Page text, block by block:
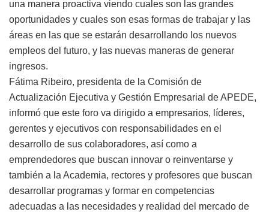
una manera proactiva viendo cuales son las grandes
oportunidades y cuales son esas formas de trabajar y las
áreas en las que se estarán desarrollando los nuevos
empleos del futuro, y las nuevas maneras de generar
ingresos.
Fátima Ribeiro, presidenta de la Comisión de
Actualización Ejecutiva y Gestión Empresarial de APEDE,
informó que este foro va dirigido a empresarios, líderes,
gerentes y ejecutivos con responsabilidades en el
desarrollo de sus colaboradores, así como a
emprendedores que buscan innovar o reinventarse y
también a la Academia, rectores y profesores que buscan
desarrollar programas y formar en competencias
adecuadas a las necesidades y realidad del mercado de